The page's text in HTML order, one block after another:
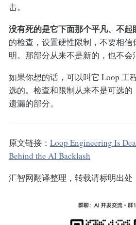
击。
没有死的是它下面那个平凡、不起
的检查，设置硬性限制，不要相
明。那部分从来不是新的，也不会
如果你想的话，可以叫它 Loop 工
选的。检查和限制从来不是可选的
遗漏的部分。
原文链接： Loop Engineering Is
Behind the AI Backlash
汇智网翻译整理，转载请标明出处